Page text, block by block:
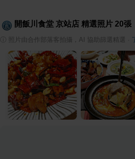
開飯川食堂 京站店 精選照片 20張
照片由合作部落客拍攝，AI 協助篩選精選